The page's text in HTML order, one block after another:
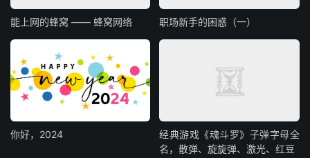
能上网的蜂窝 —— 蜂窝网络 职场新手的困惑（一）
你好，2024
经典游戏《魂斗罗》子弹字母全
名，散弹、旋旋弹、激光、红豆